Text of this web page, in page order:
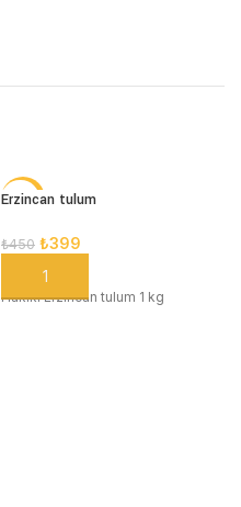
-11%
Erzincan tulum
₺450 ₺399
SEPETE EKLE
Hakiki Erzincan tulum 1 kg